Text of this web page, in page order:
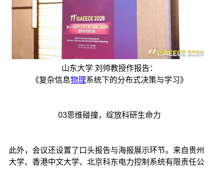
山东大学 刘帅教授作报告：
《复杂信息物理系统下的分布式决策与学习》
03思维碰撞，绽放科研生命力
此外，会议还设置了口头报告与海报展示环节。来自贵州
大学、香港中文大学、北京科东电力控制系统有限责任公